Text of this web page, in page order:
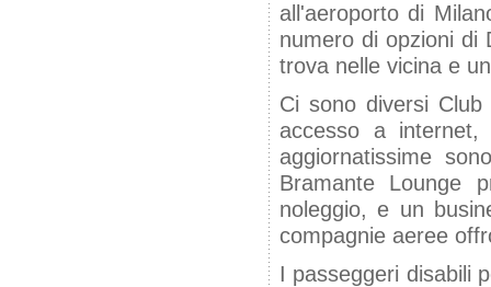
all'aeroporto di
numero di opzioni di
trova nelle vicina e
Ci sono diversi
accesso a
aggiornatissime
Bramante Lounge
noleggio, e un
compagnie aeree
I passeggeri disabili